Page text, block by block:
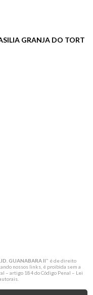
GRANJA DO TORT
GUANABARA II" é de direito
nossos links, é proibida sem a
– artigo 184 do Código Penal – Lei